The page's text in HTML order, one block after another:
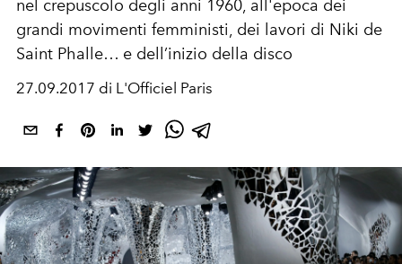
nel crepuscolo degli anni 1960, all'epoca dei
grandi movimenti femministi, dei lavori di Niki de
Saint Phalle… e dell’inizio della disco
27.09.2017 di L'Officiel Paris